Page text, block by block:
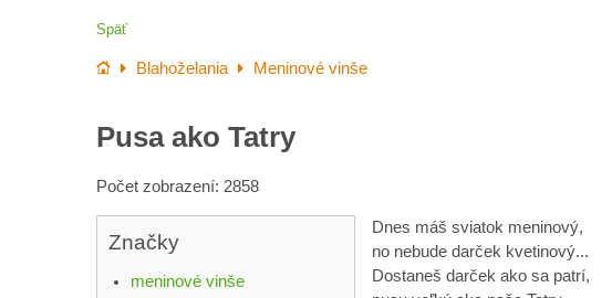
Späť
Úvod Blahoželania
Meninové vinše
Pusa ako Tatry
Počet zobrazení: 2858
Značky
meninové vinše
Dnes máš sviatok meninový,
no nebude darček kvetinový...
Dostaneš darček ako sa patrí,